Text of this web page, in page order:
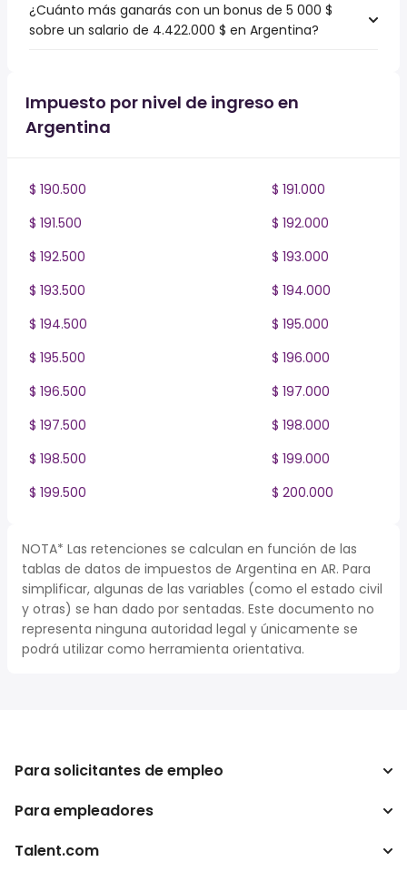
¿Cuánto más ganarás con un bonus de 5 000 $
sobre un salario de 4.422.000 $ en Argentina?
Impuesto por nivel de ingreso en
Argentina
$ 190.500
$ 191.000
$ 191.500
$ 192.000
$ 192.500
$ 193.000
$ 193.500
$ 194.000
$ 194.500
$ 195.000
$ 195.500
$ 196.000
$ 196.500
$ 197.000
$ 197.500
$ 198.000
$ 198.500
$ 199.000
$ 199.500
$ 200.000
NOTA* Las retenciones se calculan en función de las
tablas de datos de impuestos de Argentina en AR. Para
simplificar, algunas de las variables (como el estado civil
y otras) se han dado por sentadas. Este documento no
representa ninguna autoridad legal y únicamente se
podrá utilizar como herramienta orientativa.
Para solicitantes de empleo
Buscador de trabajo
Para empleadores
Empresa
Talent.com